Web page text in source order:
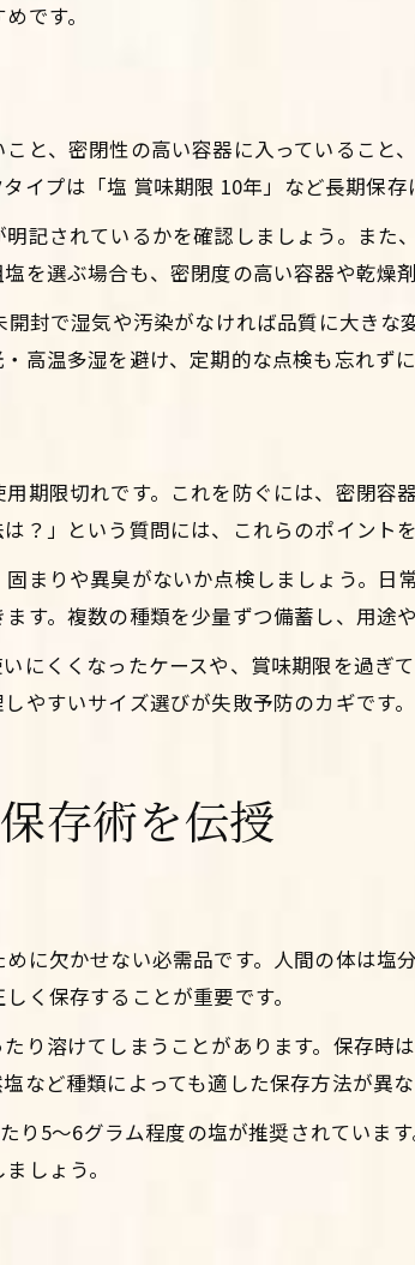
分の塩を計画的に消費するコツ
です。
と、密閉性の高い容器に入っていること
イプは「塩 賞味期限 10年」など長期保
記されているかを確認しましょう。また
を選ぶ場合も、密閉度の高い容器や乾燥
封で湿気や汚染がなければ品質に大き
高温多湿を避け、定期的な点検も忘れず
期限切れです。これを防ぐには、密閉容
？」という質問には、これらのポイント
まりや異臭がないか点検しましょう。
す。複数の種類を少量ずつ備蓄し、用途
にくくなったケースや、賞味期限を過ぎ
やすいサイズ選びが失敗予防のカギです。
存術を伝授
に欠かせない必需品です。人間の体は塩
く保存することが重要です。
り溶けてしまうことがあります。保存時
など種類によっても適した保存方法が異
5～6グラム程度の塩が推奨されていま
しょう。